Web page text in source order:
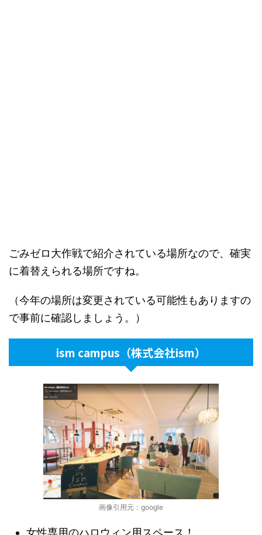
ごみゼロ大作戦で紹介されている場所なので、確実
に着替えられる場所ですね。
（今年の場所は変更されている可能性もありますの
で事前に確認しましょう。）
ism campus（株式会社ism）
画像引用元：google
女性専用のハロウィン用スペース！